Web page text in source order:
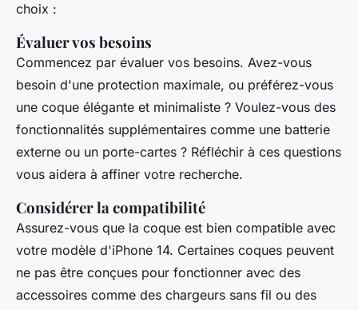
choix :
Évaluer vos besoins
Commencez par évaluer vos besoins. Avez-vous
besoin d'une protection maximale, ou préférez-vous
une coque élégante et minimaliste ? Voulez-vous des
fonctionnalités supplémentaires comme une batterie
externe ou un porte-cartes ? Réfléchir à ces questions
vous aidera à affiner votre recherche.
Considérer la compatibilité
Assurez-vous que la coque est bien compatible avec
votre modèle d'iPhone 14. Certaines coques peuvent
ne pas être conçues pour fonctionner avec des
accessoires comme des chargeurs sans fil ou des